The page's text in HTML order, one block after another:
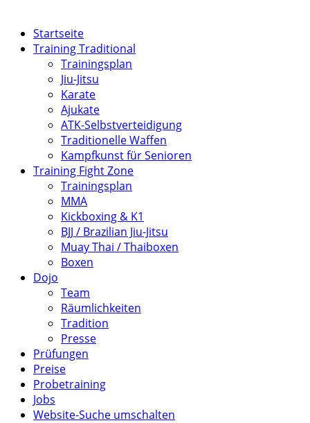
Startseite
Training Traditional
Trainingsplan
Jiu-Jitsu
Karate
Ajukate
ATK-Selbstverteidigung
Traditionelle Waffen
Kampfkunst für Senioren
Training Fight Zone
Trainingsplan
MMA
Kickboxing & K1
BJJ / Brazilian Jiu-Jitsu
Muay Thai / Thaiboxen
Boxen
Dojo
Team
Räumlichkeiten
Tradition
Presse
Prüfungen
Preise
Probetraining
Jobs
Website-Suche umschalten